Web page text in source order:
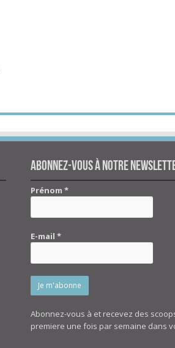
Abonnez-vous à notre
Prénom*
E-mail*
Abonnez-vous à et recevez des
premiere une fois par semaine dans